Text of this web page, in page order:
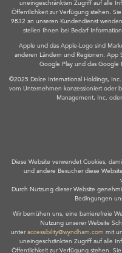
uneingeschränkten Zugriff auf alle
Öffentlichkeit zur Verfügung stehen.
9832 an unseren Kundendienst
stellen Ihnen bei Bedarf
Apple und das Apple-Logo sind
anderen Ländern und Regionen. App
Google Play und das Google
©2025 Dolce International Holdings,
vom Unternehmen konzessioniert oder
Management, Inc.
Diese Website verwendet Cookies,
und andere Besucher diese
Durch Nutzung dieser Website
Bedingungen
Wir bemühen uns, eine barrierefreie
Nutzung unserer Website
unter accessibility@wyndham.com mit
uneingeschränkten Zugriff auf alle
Öffentlichkeit zur Verfügung stehen.